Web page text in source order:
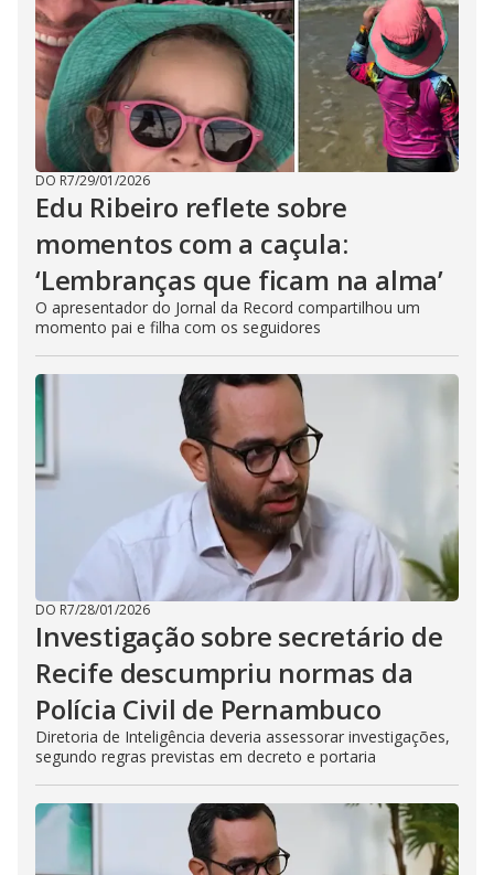
DO R7/29/01/2026
Edu Ribeiro reflete sobre
momentos com a caçula:
‘Lembranças que ficam na alma’
O apresentador do Jornal da Record compartilhou um
momento pai e filha com os seguidores
DO R7/28/01/2026
Investigação sobre secretário de
Recife descumpriu normas da
Polícia Civil de Pernambuco
Diretoria de Inteligência deveria assessorar investigações,
segundo regras previstas em decreto e portaria